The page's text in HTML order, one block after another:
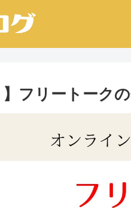
フリートークの